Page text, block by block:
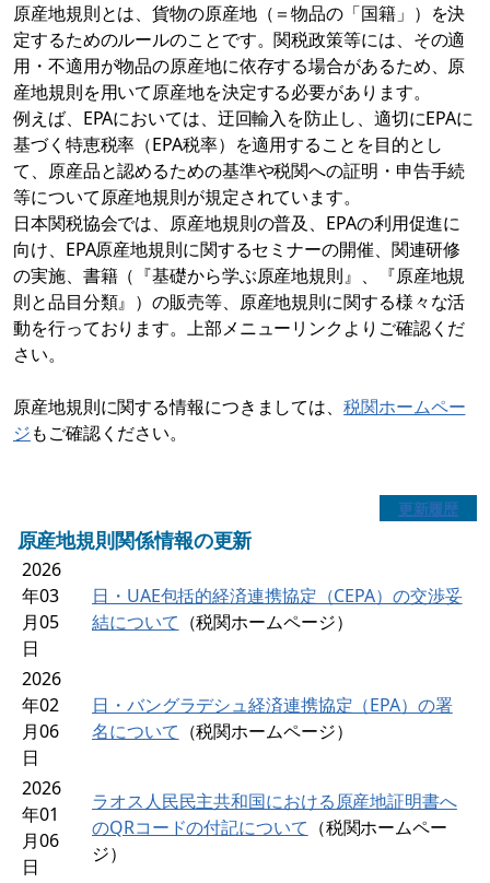
原産地規則とは、貨物の原産地（＝物品の「国籍」）を決
定するためのルールのことです。関税政策等には、その適
用・不適用が物品の原産地に依存する場合があるため、原
産地規則を用いて原産地を決定する必要があります。
例えば、EPAにおいては、迂回輸入を防止し、適切にEPAに
基づく特恵税率（EPA税率）を適用することを目的とし
て、原産品と認めるための基準や税関への証明・申告手続
等について原産地規則が規定されています。
日本関税協会では、原産地規則の普及、EPAの利用促進に
向け、EPA原産地規則に関するセミナーの開催、関連研修
の実施、書籍（『基礎から学ぶ原産地規則』、『原産地規
則と品目分類』）の販売等、原産地規則に関する様々な活
動を行っております。上部メニューリンクよりご確認くだ
さい。
原産地規則に関する情報につきましては、税関ホームペー
ジもご確認ください。
更新履歴
原産地規則関係情報の更新
2026
年03
月05
日
日・UAE包括的経済連携協定（CEPA）の交渉妥
結について （税関ホームページ）
2026
年02
月06
日
日・バングラデシュ経済連携協定（EPA）の署
名について （税関ホームページ）
2026
年01
月06
日
ラオス人民民主共和国における原産地証明書へ
のQRコードの付記について （税関ホームペー
ジ）